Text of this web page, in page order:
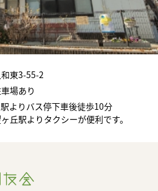
東3-55-2
場あり
よりバス停下車後徒歩10分
丘駅よりタクシーが便利です。